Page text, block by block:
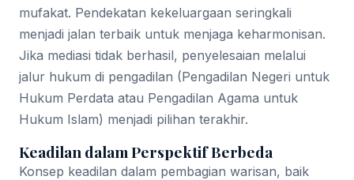
mufakat. Pendekatan kekeluargaan seringkali
menjadi jalan terbaik untuk menjaga keharmonisan.
Jika mediasi tidak berhasil, penyelesaian melalui
jalur hukum di pengadilan (Pengadilan Negeri untuk
Hukum Perdata atau Pengadilan Agama untuk
Hukum Islam) menjadi pilihan terakhir.
Keadilan dalam Perspektif Berbeda
Konsep keadilan dalam pembagian warisan, baik